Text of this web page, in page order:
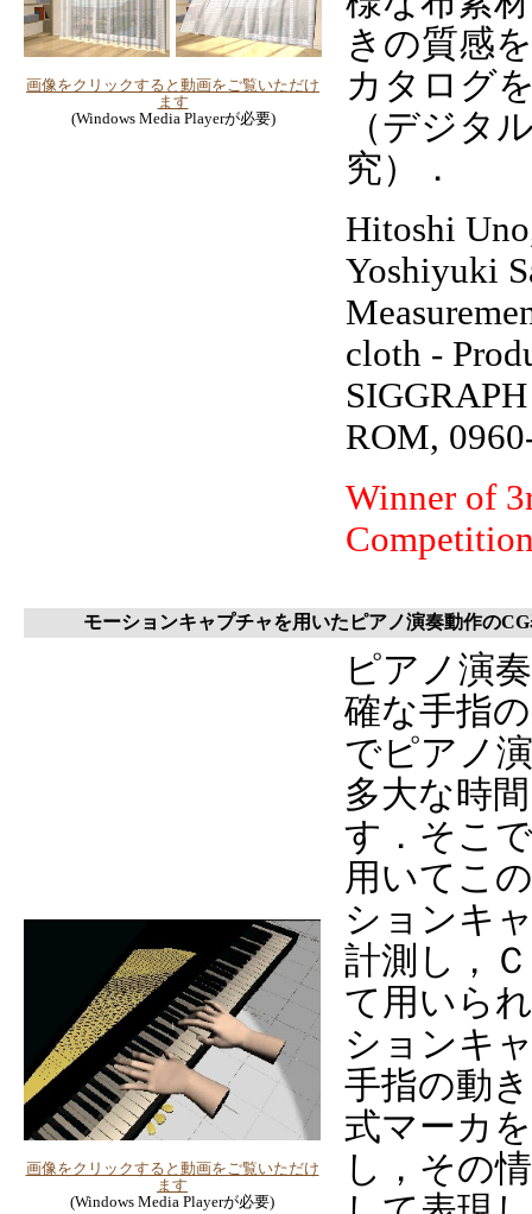
画像をクリックすると動画をご覧いただけ
ます
(Windows Media Playerが必要)
きの質感
カタログ
（デジタ
究）．
Hitoshi
Yoshiyuki
cloth -
ROM,
Winner of
モーションキャプチャを用いたピアノ演奏動作の
画像をクリックすると動画をご覧いただけ
ます
(Windows Media Playerが必要)
ピアノ演
確な手指
でピアノ
多大な時
す．そこ
用いてこ
ションキ
計測し，
て用いら
ションキ
手指の動
式マーカ
し，その